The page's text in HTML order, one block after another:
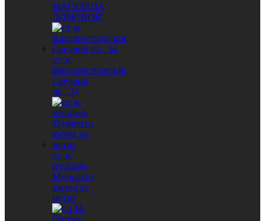
МАГАЗИНА
ДОМОВОЙ
ст. м.
Василеостровская,
Средний
пр., 34
ст. м.
площадь
Мужества,
выход из
метро